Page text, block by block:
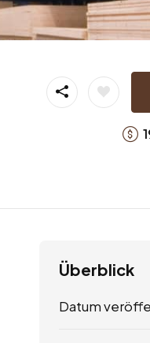
Überblick
Datum